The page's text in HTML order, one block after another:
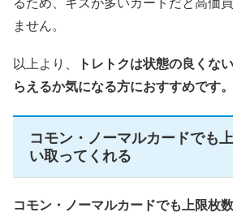
ません。
以上より、
トレトクは状態の良くな
らえるか気になる方におすすめです。
コモン・ノーマルカードでも
い取ってくれる
コモン・ノーマルカードでも上限枚